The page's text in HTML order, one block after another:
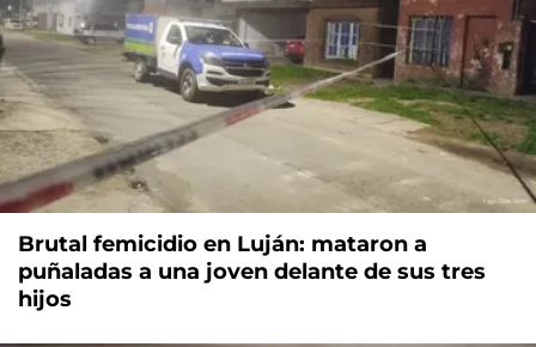
Brutal femicidio en Luján: mataron a
puñaladas a una joven delante de sus tres
hijos